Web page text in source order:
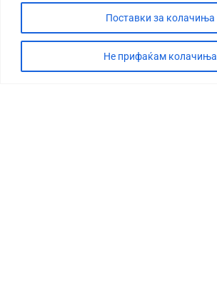
Поставки за колачиња
Не прифаќам колачиња